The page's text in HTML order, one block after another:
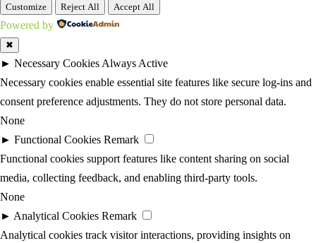
Customize Reject All Accept All
Powered by
✖
► Necessary Cookies Always Active
Necessary cookies enable essential site features like secure log-ins and
consent preference adjustments. They do not store personal data.
None
► Functional Cookies Remark
Functional cookies support features like content sharing on social
media, collecting feedback, and enabling third-party tools.
None
► Analytical Cookies Remark
Analytical cookies track visitor interactions, providing insights on